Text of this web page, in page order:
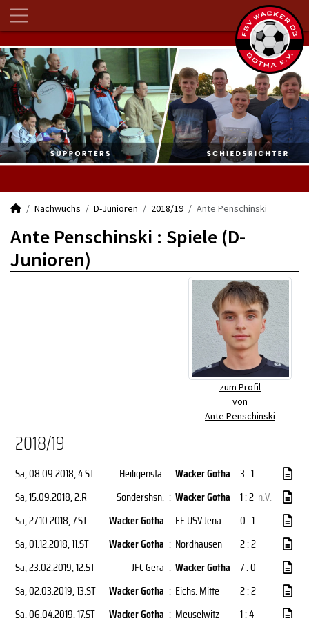
Nachwuchs D-Junioren 2018/19 Ante Penschinski
Ante Penschinski : Spiele (D-
Junioren)
zum Profil
von
Ante Penschinski
2018/19
Sa, 08.09.2018, 4.ST Heiligensta. : Wacker Gotha 3 : 1
Sa, 15.09.2018, 2.R Sondershsn. : Wacker Gotha 1 : 2 n.V.
Sa, 27.10.2018, 7.ST Wacker Gotha : FF USV Jena
0 : 1
Sa, 01.12.2018, 11.ST Wacker Gotha : Nordhausen
2 : 2
Sa, 23.02.2019, 12.ST JFC Gera : Wacker Gotha 7 : 0
Sa, 02.03.2019, 13.ST Wacker Gotha : Eichs. Mitte
2 : 2
Sa, 06.04.2019, 17.ST Wacker Gotha : Meuselwitz 1 : 4